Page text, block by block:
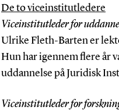
De to viceinstitutledere
Viceinstitutleder for
Ulrike Fleth-Barten er
Hun har igennem flere år
uddannelse på Juridisk
Viceinstitutleder for